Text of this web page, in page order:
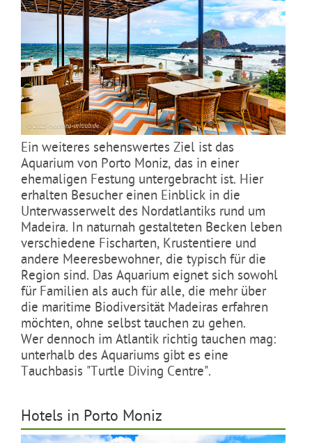
Ein weiteres sehenswertes Ziel ist das
Aquarium von Porto Moniz, das in einer
ehemaligen Festung untergebracht ist. Hier
erhalten Besucher einen Einblick in die
Unterwasserwelt des Nordatlantiks rund um
Madeira. In naturnah gestalteten Becken leben
verschiedene Fischarten, Krustentiere und
andere Meeresbewohner, die typisch für die
Region sind. Das Aquarium eignet sich sowohl
für Familien als auch für alle, die mehr über
die maritime Biodiversität Madeiras erfahren
möchten, ohne selbst tauchen zu gehen.
Wer dennoch im Atlantik richtig tauchen mag:
unterhalb des Aquariums gibt es eine
Tauchbasis "Turtle Diving Centre".
Hotels in Porto Moniz